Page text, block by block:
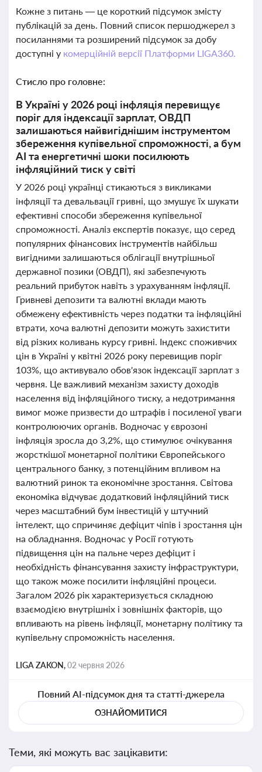
Кожне з питань — це короткий підсумок змісту
публікацій за день. Повний список першоджерел з
посиланнями та розширений підсумок за добу
доступні у комерційній версії Платформи LIGA360.
Стисло про головне:
В Україні у 2026 році інфляція перевищує
поріг для індексації зарплат, ОВДП
залишаються найвигіднішим інструментом
збереження купівельної спроможності, а бум
AI та енергетичні шоки посилюють
інфляційний тиск у світі
У 2026 році українці стикаються з викликами
інфляції та девальвації гривні, що змушує їх шукати
ефективні способи збереження купівельної
спроможності. Аналіз експертів показує, що серед
популярних фінансових інструментів найбільш
вигідними залишаються облігації внутрішньої
державної позики (ОВДП), які забезпечують
реальний прибуток навіть з урахуванням інфляції.
Гривневі депозити та валютні вклади мають
обмежену ефективність через податки та інфляційні
втрати, хоча валютні депозити можуть захистити
від різких коливань курсу гривні. Індекс споживчих
цін в Україні у квітні 2026 року перевищив поріг
103%, що активувало обов'язок індексації зарплат з
червня. Це важливий механізм захисту доходів
населення від інфляційного тиску, а недотримання
вимог може призвести до штрафів і посиленої уваги
контролюючих органів. Водночас у єврозоні
інфляція зросла до 3,2%, що стимулює очікування
жорсткішої монетарної політики Європейського
центрального банку, з потенційним впливом на
валютний ринок та економічне зростання. Світова
економіка відчуває додатковий інфляційний тиск
через масштабний бум інвестицій у штучний
інтелект, що спричиняє дефіцит чіпів і зростання цін
на обладнання. Водночас у Росії готують
підвищення цін на пальне через дефіцит і
необхідність фінансування захисту інфраструктури,
що також може посилити інфляційні процеси.
Загалом 2026 рік характеризується складною
взаємодією внутрішніх і зовнішніх факторів, що
впливають на рівень інфляції, монетарну політику та
купівельну спроможність населення.
LIGA ZAKON,02 червня 2026
Повний AI-підсумок дня та статті-джерела
ОЗНАЙОМИТИСЯ
Теми, які можуть вас зацікавити: